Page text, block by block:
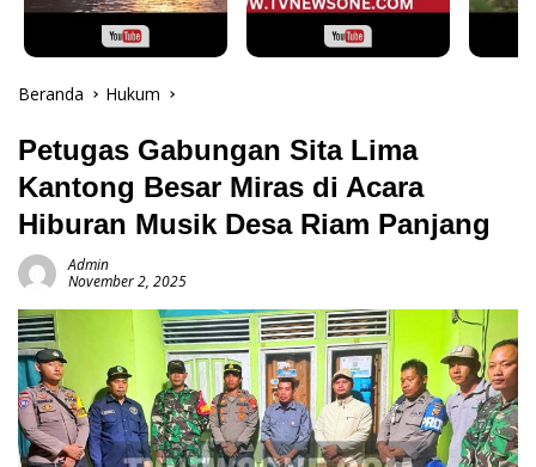
Beranda Hukum
Petugas Gabungan Sita Lima
Kantong Besar Miras di Acara
Hiburan Musik Desa Riam Panjang
Admin
November 2, 2025